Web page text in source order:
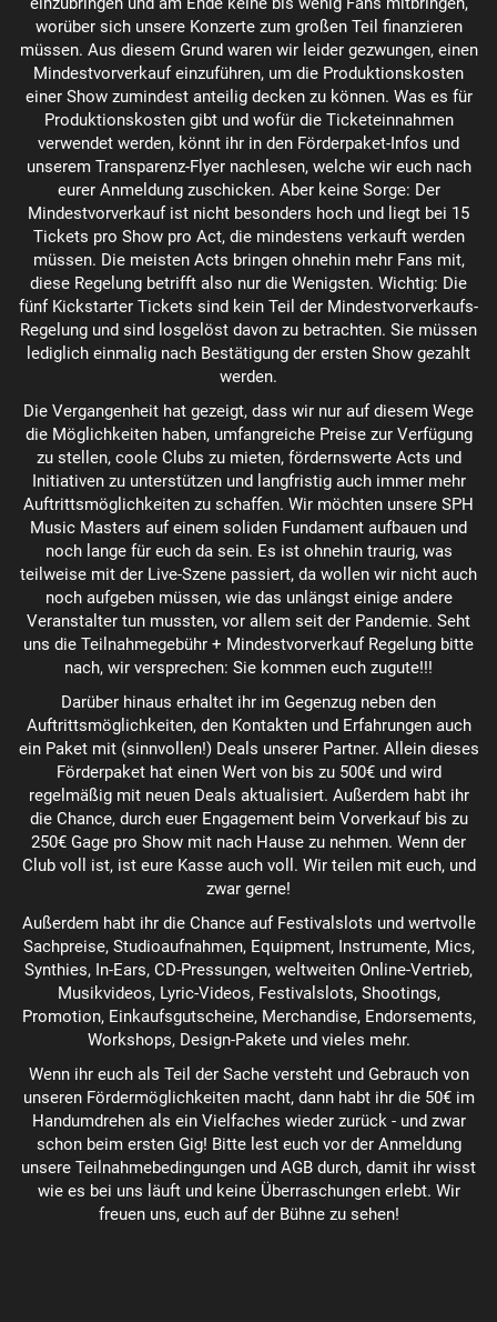
worüber sich unsere Konzerte zum großen Teil finanzieren
müssen. Aus diesem Grund waren wir leider gezwungen, einen
Mindestvorverkauf einzuführen, um die Produktionskosten
einer Show zumindest anteilig decken zu können. Was es für
Produktionskosten gibt und wofür die Ticketeinnahmen
verwendet werden, könnt ihr in den Förderpaket-Infos und
unserem Transparenz-Flyer nachlesen, welche wir euch nach
eurer Anmeldung zuschicken. Aber keine Sorge: Der
Mindestvorverkauf ist nicht besonders hoch und liegt bei 15
Tickets pro Show pro Act, die mindestens verkauft werden
müssen. Die meisten Acts bringen ohnehin mehr Fans mit,
diese Regelung betrifft also nur die Wenigsten. Wichtig: Die
fünf Kickstarter Tickets sind kein Teil der Mindestvorverkaufs-
Regelung und sind losgelöst davon zu betrachten. Sie müssen
lediglich einmalig nach Bestätigung der ersten Show gezahlt
werden.
Die Vergangenheit hat gezeigt, dass wir nur auf diesem Wege
die Möglichkeiten haben, umfangreiche Preise zur Verfügung
zu stellen, coole Clubs zu mieten, fördernswerte Acts und
Initiativen zu unterstützen und langfristig auch immer mehr
Auftrittsmöglichkeiten zu schaffen. Wir möchten unsere SPH
Music Masters auf einem soliden Fundament aufbauen und
noch lange für euch da sein. Es ist ohnehin traurig, was
teilweise mit der Live-Szene passiert, da wollen wir nicht auch
noch aufgeben müssen, wie das unlängst einige andere
Veranstalter tun mussten, vor allem seit der Pandemie. Seht
uns die Teilnahmegebühr + Mindestvorverkauf Regelung bitte
nach, wir versprechen: Sie kommen euch zugute!!!
Darüber hinaus erhaltet ihr im Gegenzug neben den
Auftrittsmöglichkeiten, den Kontakten und Erfahrungen auch
ein Paket mit (sinnvollen!) Deals unserer Partner. Allein dieses
Förderpaket hat einen Wert von bis zu 500€ und wird
regelmäßig mit neuen Deals aktualisiert. Außerdem habt ihr
die Chance, durch euer Engagement beim Vorverkauf bis zu
250€ Gage pro Show mit nach Hause zu nehmen. Wenn der
Club voll ist, ist eure Kasse auch voll. Wir teilen mit euch, und
zwar gerne!
Außerdem habt ihr die Chance auf Festivalslots und wertvolle
Sachpreise, Studioaufnahmen, Equipment, Instrumente, Mics,
Synthies, In-Ears, CD-Pressungen, weltweiten Online-Vertrieb,
Musikvideos, Lyric-Videos, Festivalslots, Shootings,
Promotion, Einkaufsgutscheine, Merchandise, Endorsements,
Workshops, Design-Pakete und vieles mehr.
Wenn ihr euch als Teil der Sache versteht und Gebrauch von
unseren Fördermöglichkeiten macht, dann habt ihr die 50€ im
Handumdrehen als ein Vielfaches wieder zurück - und zwar
schon beim ersten Gig! Bitte lest euch vor der Anmeldung
unsere Teilnahmebedingungen und AGB durch, damit ihr wisst
wie es bei uns läuft und keine Überraschungen erlebt. Wir
freuen uns, euch auf der Bühne zu sehen!